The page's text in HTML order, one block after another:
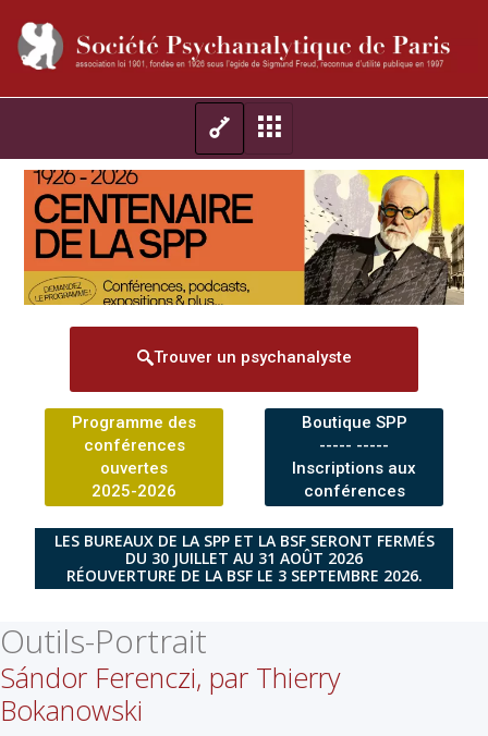
Trouver un psychanalyste
Programme des
conférences
ouvertes
2025-2026
Boutique SPP
----- -----
Inscriptions aux
conférences
LES BUREAUX DE LA SPP ET LA BSF SERONT FERMÉS
DU 30 JUILLET AU 31 AOÛT 2026
RÉOUVERTURE DE LA BSF LE 3 SEPTEMBRE 2026.
Outils-Portrait
Sándor Ferenczi, par Thierry
Bokanowski